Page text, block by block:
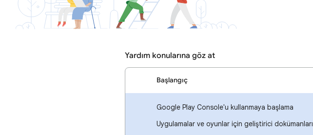
Yardım konularına göz at
Başlangıç
Google Play Console'u kullanmaya başlama
Uygulamalar ve oyunlar için geliştirici dokümanları